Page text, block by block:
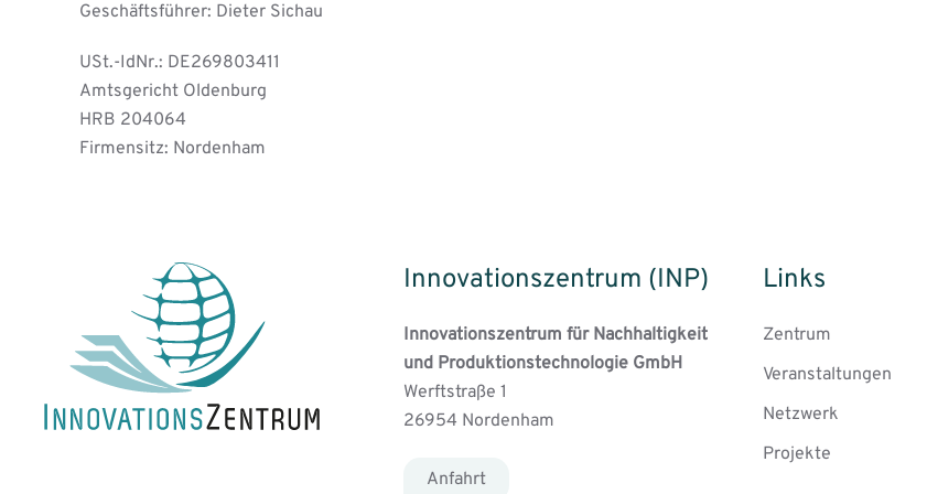
Geschäftsführer: Dieter Sichau
USt.-IdNr.: DE269803411
Amtsgericht Oldenburg
HRB 204064
Firmensitz: Nordenham
Innovationszentrum (INP)
Innovationszentrum für Nachhaltigkeit
und Produktionstechnologie GmbH
Werftstraße 1
26954 Nordenham
Anfahrt
Links
Zentrum
Veranstaltungen
Netzwerk
Projekte